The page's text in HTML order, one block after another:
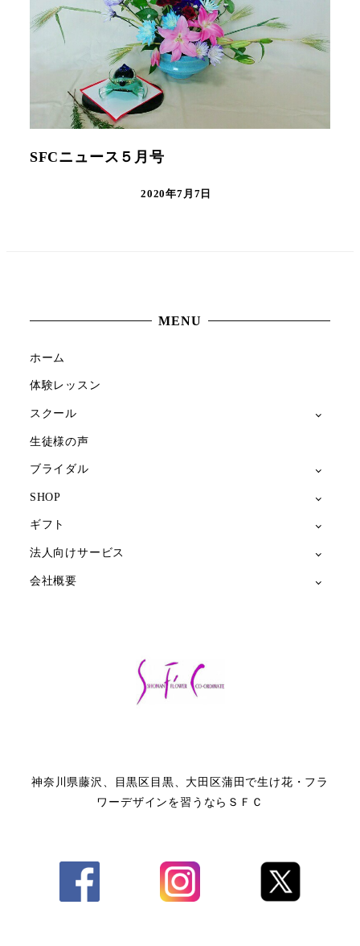
SFCニュース５月号
2020年7月7日
MENU
ホーム
体験レッスン
スクール
生徒様の声
ブライダル
SHOP
ギフト
法人向けサービス
会社概要
神奈川県藤沢、目黒区目黒、大田区蒲田で生け花・フラ
ワーデザインを習うならＳＦＣ